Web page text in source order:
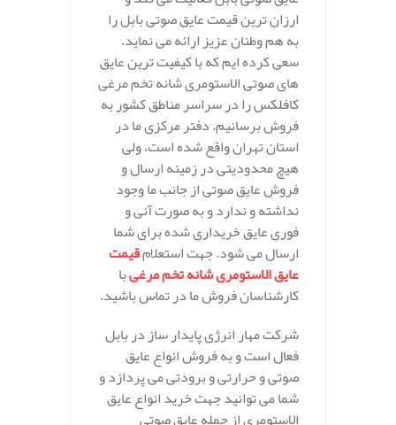
ارزان ترین قیمت عایق صوتی بابل را
به هم وطنان عزیز ارائه می نماید.
سعی کرده ایم که با کیفیت ترین عایق
های صوتی الاستومری شانه تخم مرغی
کافلکس را در سراسر مناطق کشور به
فروش برسانیم. دفتر مرکزی ما در
استان تهران واقع شده است، ولی
هیچ محدودیتی در زمینه ارسال و
فروش عایق صوتی از جانب ما وجود
نداشته و ندارد و به صورت آنی و
فوری عایق خریداری شده برای شما
ارسال می شود. جهت استعلامقیمت
عایق الاستومری شانه تخم مرغیبا
کارشناسان فروش ما در تماس باشید.
شرکت مهار انرژی پایدار ساز در بابل
فعال است و به فروش انواع عایق
صوتی و حرارتی و برودتی می پردازد و
شما می توانید جهت خرید انواع عایق